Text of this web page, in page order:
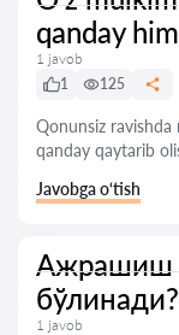
qanday
1 javob
1
125
Qonunsiz
qanday qaytarib
Javobga o‘tish
Ажрашиш
бўлинади?
1 javob